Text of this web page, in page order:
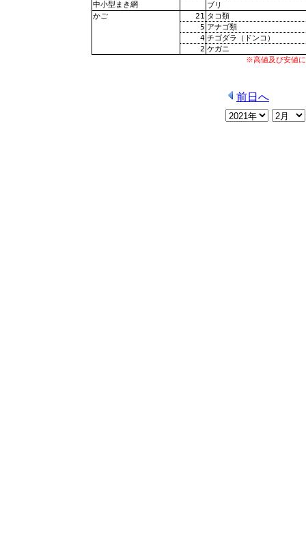
中小型まき網 ブリ
かご 21 タコ類
5 アナゴ類
4 チゴダラ（ドンコ）
2 ケガニ
※高値及び安値
前日へ